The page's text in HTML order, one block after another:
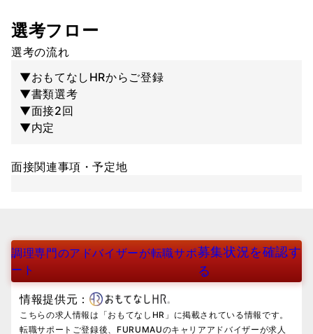
選考フロー
選考の流れ
▼おもてなしHRからご登録
▼書類選考
▼面接2回
▼内定
面接関連事項・予定地
調理専門のアドバイザーが転職サポ
ート
募集状況を確認す
る
情報提供元：
こちらの求人情報は「おもてなしHR」に掲載されている情報です。
転職サポートご登録後、FURUMAUのキャリアアドバイザーが求人